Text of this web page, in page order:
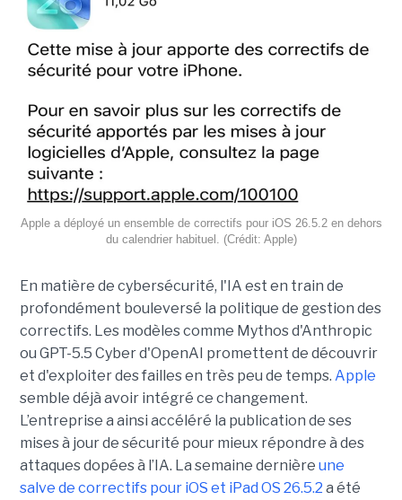
Apple a déployé un ensemble de correctifs pour iOS 26.5.2 en dehors
du calendrier habituel. (Crédit: Apple)
En matière de cybersécurité, l'IA est en train de
profondément bouleversé la politique de gestion des
correctifs. Les modèles comme Mythos d'Anthropic
ou GPT-5.5 Cyber d'OpenAI promettent de découvrir
et d'exploiter des failles en très peu de temps. Apple
semble déjà avoir intégré ce changement.
L’entreprise a ainsi accéléré la publication de ses
mises à jour de sécurité pour mieux répondre à des
attaques dopées à l’IA. La semaine dernière une
salve de correctifs pour iOS et iPad OS 26.5.2 a été